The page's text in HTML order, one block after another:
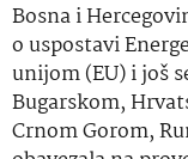
Bosna i
o uspostavi
unijom (EU) i još
Bugarskom,
Crnom Gorom,